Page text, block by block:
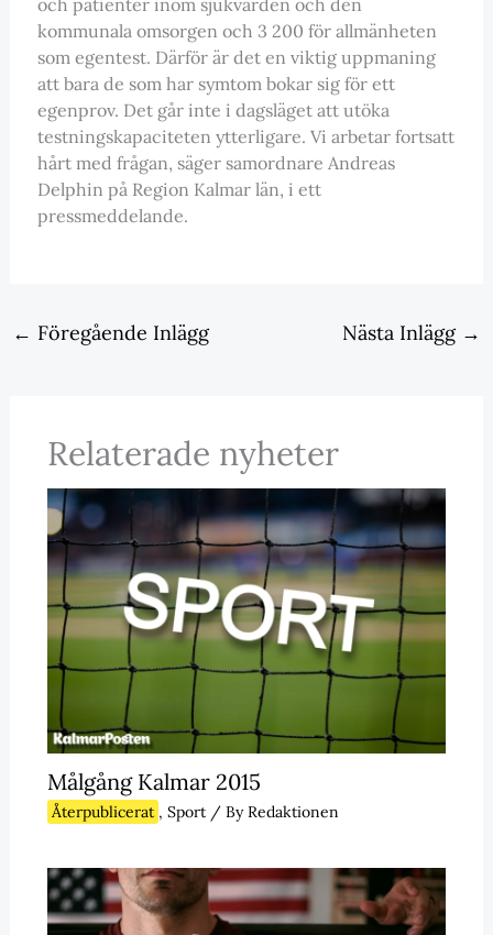
kommunala omsorgen och 3 200 för allmänheten
som egentest. Därför är det en viktig uppmaning
att bara de som har symtom bokar sig för ett
egenprov. Det går inte i dagsläget att utöka
testningskapaciteten ytterligare. Vi arbetar fortsatt
hårt med frågan, säger samordnare Andreas
Delphin på Region Kalmar län, i ett
pressmeddelande.
← Föregående Inlägg Nästa Inlägg →
Relaterade nyheter
Målgång Kalmar 2015
Återpublicerat , Sport/ ByRedaktionen